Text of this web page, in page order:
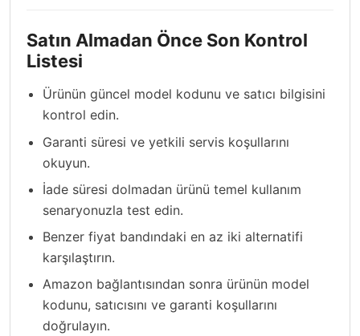
Satın Almadan Önce Son Kontrol
Listesi
Ürünün güncel model kodunu ve satıcı bilgisini
kontrol edin.
Garanti süresi ve yetkili servis koşullarını
okuyun.
İade süresi dolmadan ürünü temel kullanım
senaryonuzla test edin.
Benzer fiyat bandındaki en az iki alternatifi
karşılaştırın.
Amazon bağlantısından sonra ürünün model
kodunu, satıcısını ve garanti koşullarını
doğrulayın.